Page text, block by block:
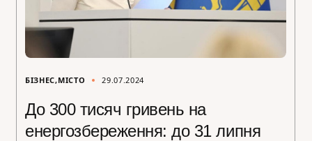
БІЗНЕС МІСТО 29.07.2024
До 300 тисяч гривень на
енергозбереження: до 31 липня